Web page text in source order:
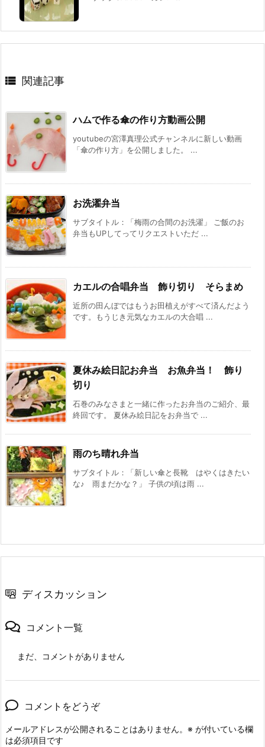
 関連記事
ハムで作る傘の作り方動画公開
youtubeの宮澤真理公式チャンネルに新しい動画
「傘の作り方」を公開しました。 ...
お洗濯弁当
サブタイトル：「梅雨の合間のお洗濯」 ご飯のお
弁当もUPしてってリクエストいただ ...
カエルの合唱弁当 飾り切り そらまめ
近所の田んぼではもうお田植えがすべて済んだよう
です。もうじき元気なカエルの大合唱 ...
夏休み絵日記お弁当 お魚弁当！ 飾り
切り
石巻のみなさまと一緒に作ったお弁当のご紹介、最
終回です。 夏休み絵日記をお弁当で ...
雨のち晴れ弁当
サブタイトル：「新しい傘と長靴 はやくはきたい
な♪ 雨まだかな？」 子供の頃は雨 ...
ディスカッション
コメント一覧
まだ、コメントがありません
コメントをどうぞ
メールアドレスが公開されることはありません。 ※ が付いている欄
は必須項目です